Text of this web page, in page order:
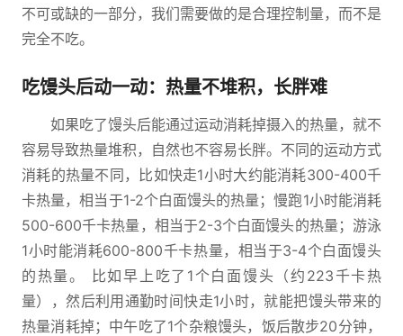
不可或缺的一部分，我们需要做的是合理控制量，而不是
完全不吃。
吃馒头后动一动：热量不堆积，长胖难
如果吃了馒头后能通过运动消耗掉摄入的热量，就不
容易导致热量堆积，自然也不容易长胖。不同的运动方式
消耗的热量不同，比如快走1小时大约能消耗300-400千
卡热量，相当于1-2个白面馒头的热量；慢跑1小时能消耗
500-600千卡热量，相当于2-3个白面馒头的热量；游泳
1小时能消耗600-800千卡热量，相当于3-4个白面馒头
的热量。 比如早上吃了1个白面馒头（约223千卡热
量），然后利用通勤时间快走1小时，就能把馒头带来的
热量消耗掉；中午吃了1个杂粮馒头，饭后散步20分钟，